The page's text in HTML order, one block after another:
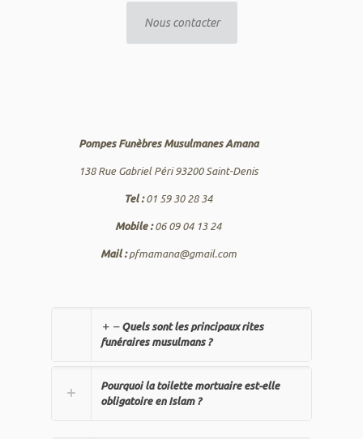
Nous contacter
Pompes Funèbres Musulmanes Amana
138 Rue Gabriel Péri 93200 Saint-Denis
Tel :01 59 30 28 34
Mobile :06 09 04 13 24
Mail :pfmamana@gmail.com
Quels sont les principaux rites
funéraires musulmans ?
Pourquoi la toilette mortuaire est-elle
obligatoire en Islam ?